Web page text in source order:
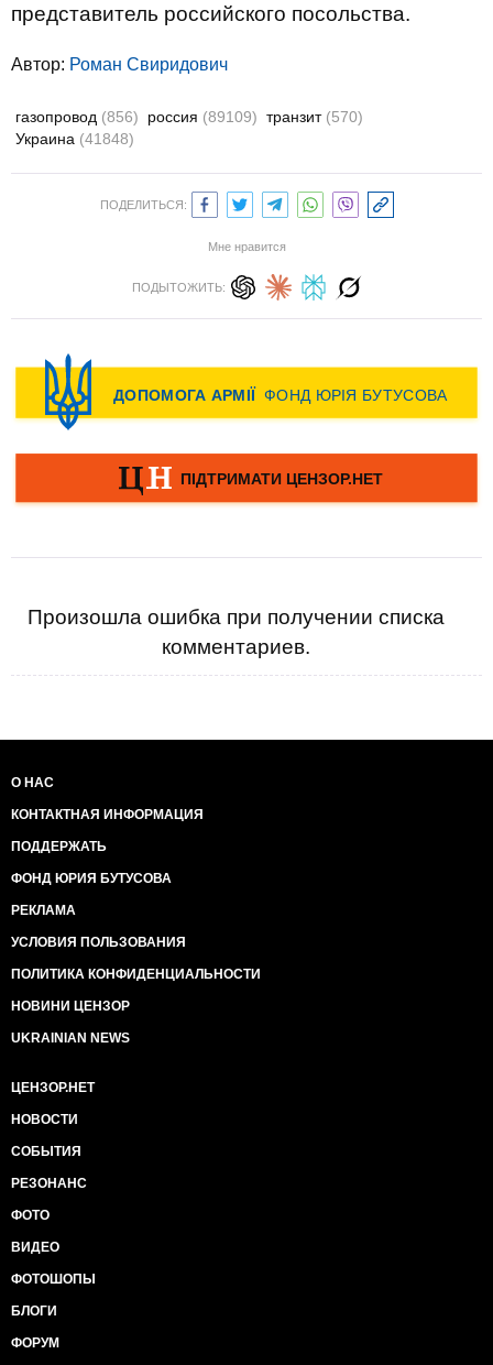
представитель российского посольства.
Автор: Роман Свиридович
газопровод (856) россия (89109) транзит (570)
Украина (41848)
ПОДЕЛИТЬСЯ:
Мне нравится
ПОДЫТОЖИТЬ:
Произошла ошибка при получении списка
комментариев.
О НАС
КОНТАКТНАЯ ИНФОРМАЦИЯ
ПОДДЕРЖАТЬ
ФОНД ЮРИЯ БУТУСОВА
РЕКЛАМА
УСЛОВИЯ ПОЛЬЗОВАНИЯ
ПОЛИТИКА КОНФИДЕНЦИАЛЬНОСТИ
НОВИНИ ЦЕНЗОР
UKRAINIAN NEWS
ЦЕНЗОР.НЕТ
НОВОСТИ
СОБЫТИЯ
РЕЗОНАНС
ФОТО
ВИДЕО
ФОТОШОПЫ
БЛОГИ
ФОРУМ